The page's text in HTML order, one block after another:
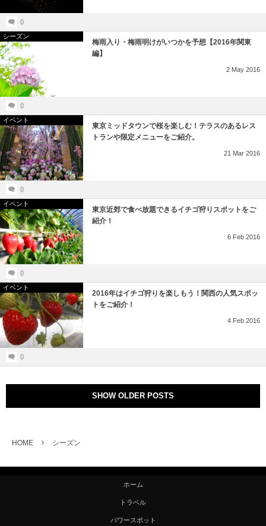
0
シーズン
梅雨入り・梅雨明けがいつかを予想【2016年関東
編】
2 May 2016
0
イベント
東京ミッドタウンで桜を楽しむ！テラスのあるレス
トランや限定メニューをご紹介。
21 Mar 2016
0
イベント
東京近郊で食べ放題できるイチゴ狩りスポットをご
紹介！
6 Feb 2016
0
イベント
2016年はイチゴ狩りを楽しもう！関西の人気スポッ
トをご紹介！
4 Feb 2016
0
SHOW OLDER POSTS
HOME シーズン
ホーム
トラベル
パワースポット